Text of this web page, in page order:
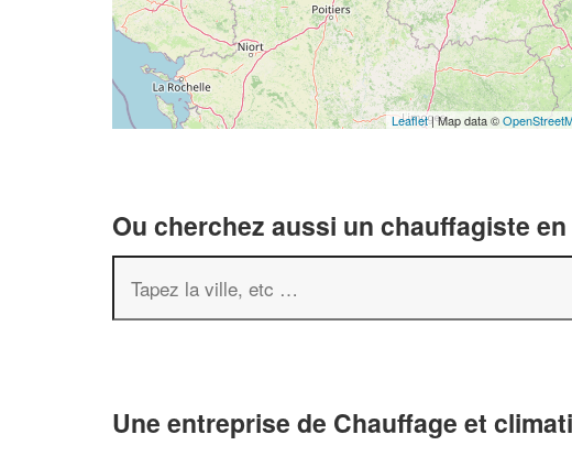
Leaflet| Map data ©
Ou cherchez aussi un chauffagiste
Une entreprise de Chauffage et